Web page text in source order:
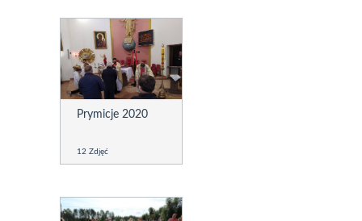
Prymicje 2020
12 Zdjęć